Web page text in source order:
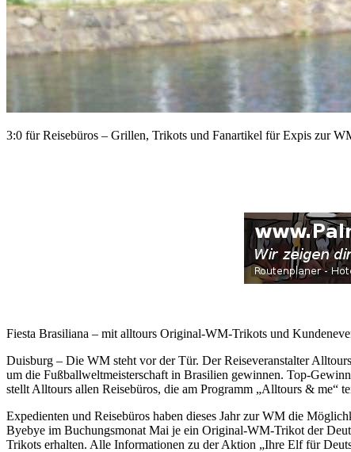
3:0 für Reisebüros – Grillen, Trikots und Fanartikel für Expis zur
Fiesta Brasiliana – mit alltours Original-WM-Trikots und
Duisburg – Die WM steht vor der Tür. Der Reiseveranstalter
um die Fußballweltmeisterschaft in Brasilien gewinnen. Top-
stellt Alltours allen Reisebüros, die am Programm „Alltours & me“
Expedienten und Reisebüros haben dieses Jahr zur WM die
Byebye im Buchungsmonat Mai je ein Original-WM-Trikot der
Trikots erhalten. Alle Informationen zu der Aktion „Ihre Elf für